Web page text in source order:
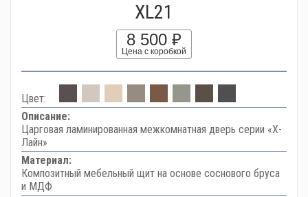
XL21
8 500 ₽
Цена с коробкой
Цвет:
Описание:
Царговая ламинированная межкомнатная дверь серии «Х-
Лайн»
Материал:
Композитный мебельный щит на основе соснового бруса
и МДФ